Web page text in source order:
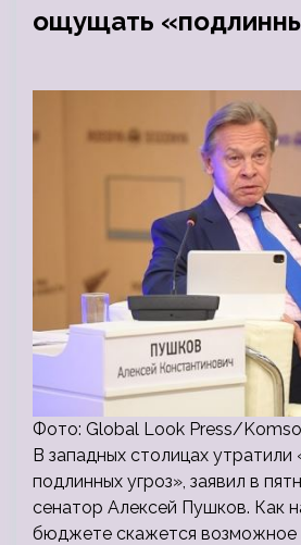
ощущать
Фото: Global Look Press/
В западных столицах
подлинных угроз», заявил в
сенатор Алексей Пушков. Как
бюджете скажется возможное